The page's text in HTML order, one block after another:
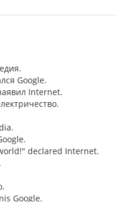
Google.
Internet.
declared Internet.
Google.